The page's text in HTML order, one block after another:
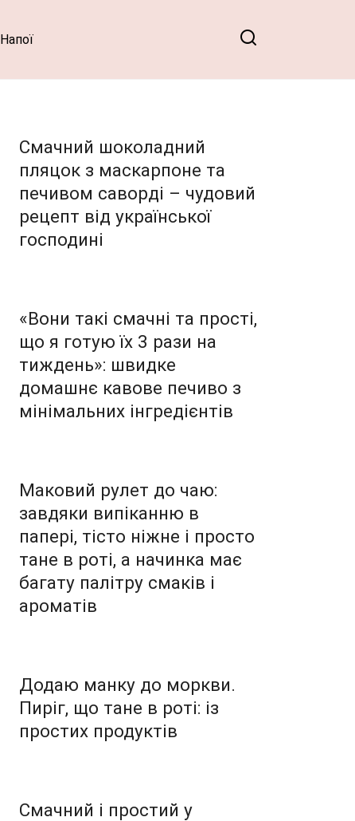
Напої
Смачний шоколадний
пляцок з маскарпоне та
печивом саворді – чудовий
рецепт від української
господині
«Вони такі смачні та прості,
що я готую їх 3 рази на
тиждень»: швидке
домашнє кавове печиво з
мінімальних інгредієнтів
Маковий рулет до чаю:
завдяки випіканню в
папері, тісто ніжне і просто
тане в роті, а начинка має
багату палітру смаків і
ароматів
Додаю манку до моркви.
Пиріг, що тане в роті: із
простих продуктів
Смачний і простий у